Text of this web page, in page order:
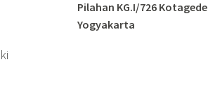
Pilahan KG.I/726 Kotagede
Yogyakarta